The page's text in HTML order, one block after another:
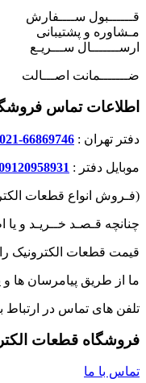
قــــــبول ســــفارش
مـشاوره و پشتیبانی
ارســـــــال ســـریـع
ضـــــــمانت اصـــالت
اطلاعات تماس
دفتر تهران : 66869746-021
موبایل دفتر :
(فـروش انواع قطعات
چنانچه قـصـد خــریـد و یا
قیمت قطعات الکترونیک را
ما از طریق پیامرسان ها و
تلفن های تماس در ارتباط
فروشگاه قطعات
تماس با ما